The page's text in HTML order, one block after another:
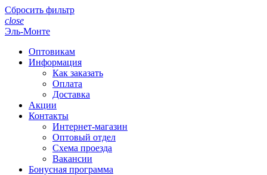
Сбросить фильтр
close
Эль-Монте
Оптовикам
Информация
Как заказать
Оплата
Доставка
Акции
Контакты
Интернет-магазин
Оптовый отдел
Схема проезда
Вакансии
Бонусная программа